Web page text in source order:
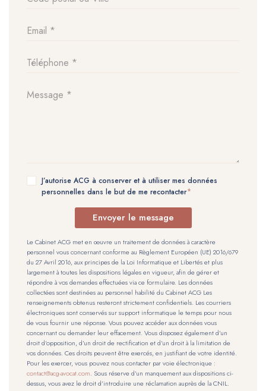
J’autorise ACG à conserver et à utiliser mes données
personnelles dans le but de me recontacter
Envoyer le message
Le Cabinet ACG met en œuvre un traitement de données à caractère
personnel vous concernant conforme au Règlement Européen (UE) 2016/679
du 27 Avril 2016, aux principes de la Loi Informatique et Libertés et plus
largement à toutes les dispositions légales en vigueur, afin de gérer et
répondre à vos demandes effectuées via ce formulaire. Les données
collectées sont destinées au personnel habilité du Cabinet ACG Les
renseignements obtenus resteront strictement confidentiels. Les courriers
électroniques sont conservés sur support informatique le temps pour nous
de vous fournir une réponse. Vous pouvez accéder aux données vous
concernant ou demander leur effacement. Vous disposez également d’un
droit d’opposition, d’un droit de rectification et d’un droit à la limitation de
vos données. Ces droits peuvent être exercés, en justifiant de votre identité.
Pour les exercer, vous pouvez nous contacter par voie électronique :
contact@acg-avocat.com. Sous réserve d’un manquement aux dispositions ci-
dessus, vous avez le droit d’introduire une réclamation auprès de la CNIL.